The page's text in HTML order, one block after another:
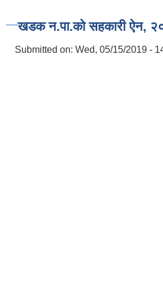
खडक न.पा.काे सहकारी ऐन,
Submitted on: Wed, 05/15/2019 -